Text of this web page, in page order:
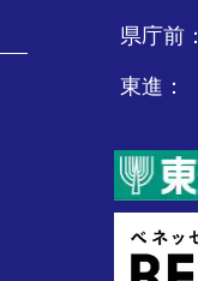
県庁前：
東進：